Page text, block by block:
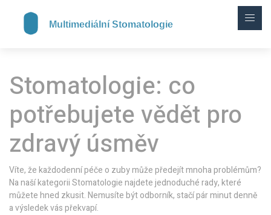
Stomatologie: co
potřebujete vědět pro
zdravý úsměv
Víte, že každodenní péče o zuby může předejít mnoha problémům?
Na naší kategorii Stomatologie najdete jednoduché rady, které
můžete hned zkusit. Nemusíte být odborník, stačí pár minut denně
a výsledek vás překvapí.